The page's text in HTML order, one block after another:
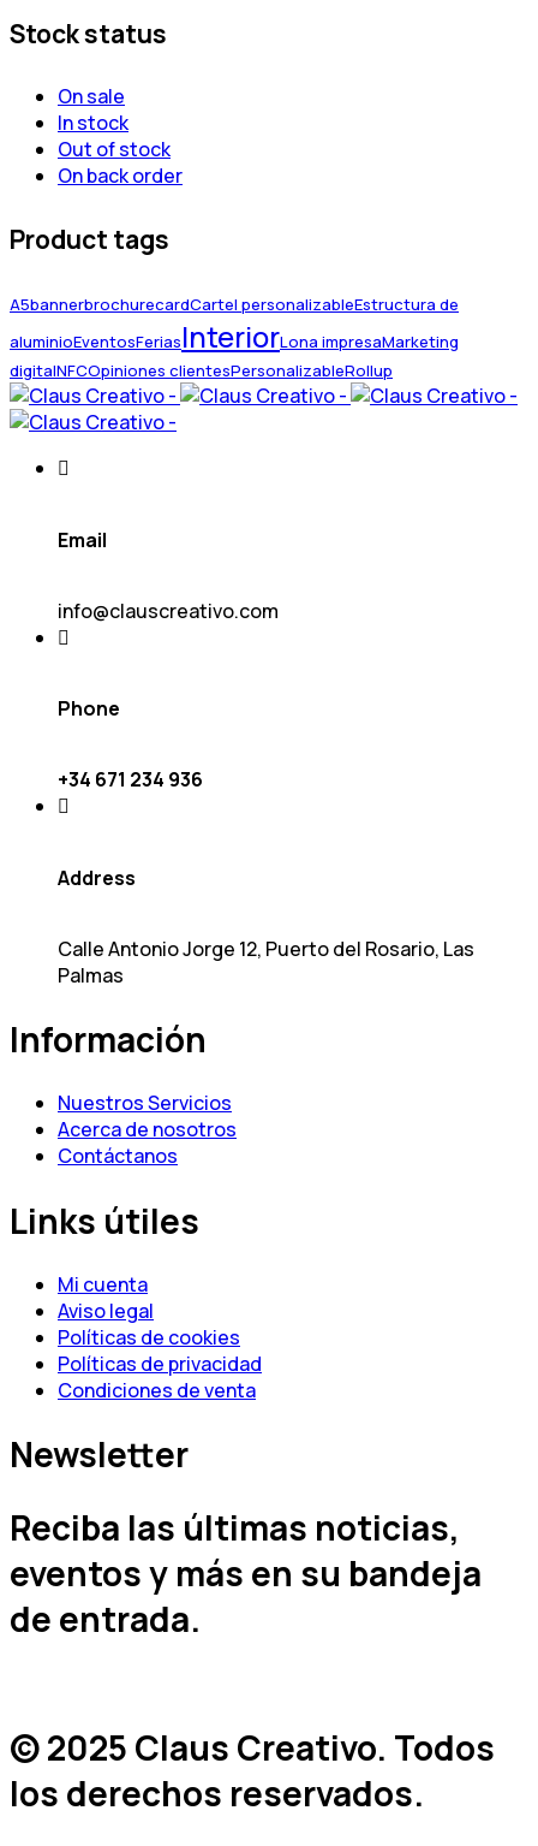
Stock status
On sale
In stock
Out of stock
On back order
Product tags
A5bannerbrochurecardCartel personalizableEstructura de
aluminioEventosFeriasInteriorLona impresaMarketing
digitalNFCOpiniones clientesPersonalizableRollup
Email
info@clauscreativo.com
Phone
+34 671 234 936
Address
Calle Antonio Jorge 12, Puerto del Rosario, Las
Palmas
Información
Nuestros Servicios
Acerca de nosotros
Contáctanos
Links útiles
Mi cuenta
Aviso legal
Políticas de cookies
Políticas de privacidad
Condiciones de venta
Newsletter
Reciba las últimas noticias,
eventos y más en su bandeja
de entrada.
© 2025 Claus Creativo. Todos
los derechos reservados.